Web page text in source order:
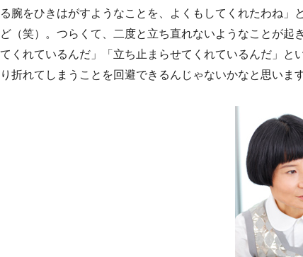
る腕をひきはがすようなことを、よくもしてくれたわね」
ど（笑）。つらくて、二度と立ち直れないようなことが起
てくれているんだ」「立ち止まらせてくれているんだ」と
り折れてしまうことを回避できるんじゃないかなと思います